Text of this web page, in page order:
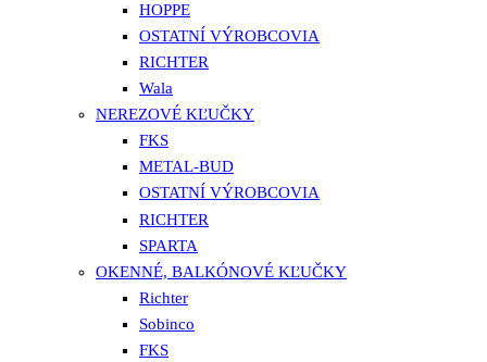
HOPPE
OSTATNÍ VÝROBCOVIA
RICHTER
Wala
NEREZOVÉ KĽUČKY
FKS
METAL-BUD
OSTATNÍ VÝROBCOVIA
RICHTER
SPARTA
OKENNÉ, BALKÓNOVÉ KĽUČKY
Richter
Sobinco
FKS